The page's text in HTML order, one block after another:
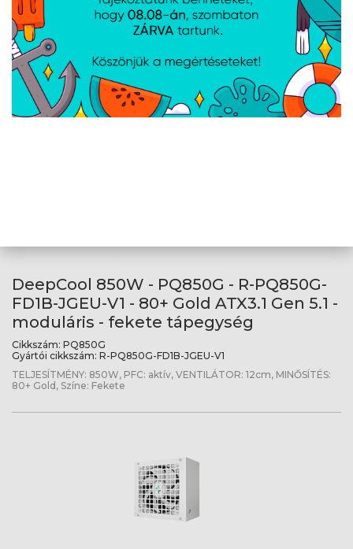
FD1B-JGEU-V1 - 80+ Gold ATX3.1 Gen 5.1 -
moduláris - fekete tápegység
Cikkszám:
PQ750G
Gyártói cikkszám:
R-PQ750G-FD1B-JGEU-V1
TELJESÍTMÉNY: 750W, PFC: aktív, VENTILÁTOR: 12cm, MINŐSÍTÉS:
80+ Gold, Színe: Fekete
DeepCool 850W - PQ850G - R-PQ850G-
FD1B-JGEU-V1 - 80+ Gold ATX3.1 Gen 5.1 -
moduláris - fekete tápegység
Cikkszám: PQ850G
Gyártói cikkszám: R-PQ850G-FD1B-JGEU-V1
TELJESÍTMÉNY: 850W, PFC: aktív, VENTILÁTOR: 12cm, MINŐSÍTÉS:
80+ Gold, Színe: Fekete